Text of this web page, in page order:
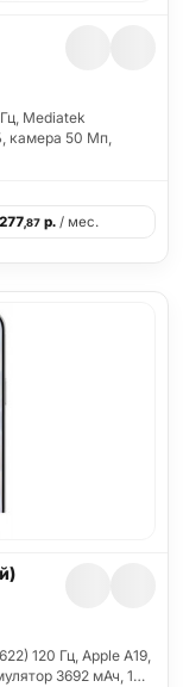
Mediatek
камера 50 Мп,
277,87 р. / мес.
120 Гц, Apple A19,
3692 мАч, 1…